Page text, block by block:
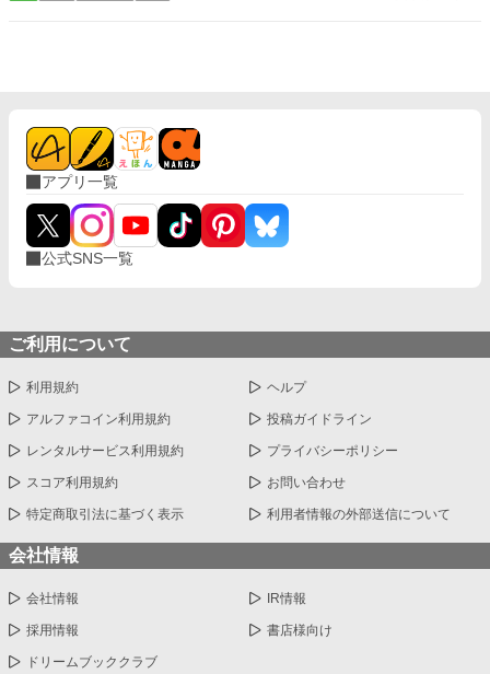
アプリ一覧
公式SNS一覧
ご利用について
利用規約 ヘルプ
アルファコイン利用規約 投稿ガイドライン
レンタルサービス利用規約 プライバシーポリシー
スコア利用規約 お問い合わせ
特定商取引法に基づく表示 利用者情報の外部送信について
会社情報
会社情報 IR情報
採用情報 書店様向け
ドリームブッククラブ